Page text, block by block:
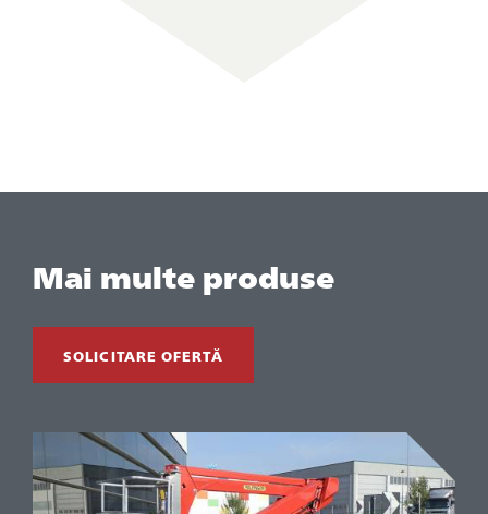
Mai multe produse
SOLICITARE OFERTĂ